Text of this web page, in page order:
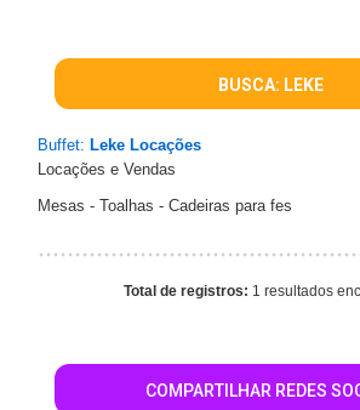
BUSCA: LEKE
Buffet: Leke Locações
Locações e Vendas
Mesas - Toalhas - Cadeiras para fes
Total de registros: 1 resultados
COMPARTILHAR REDES